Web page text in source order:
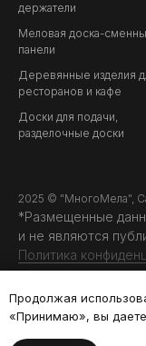
держатели
Меловая доска-
панели
Деревянные изделия
ресторанов и кафе
Доски для подачи,
разделочные доски
2025 © "МногоМела",
*Размещенные
и не являются
Политика
Продолжая
«Принимаю», вы даете